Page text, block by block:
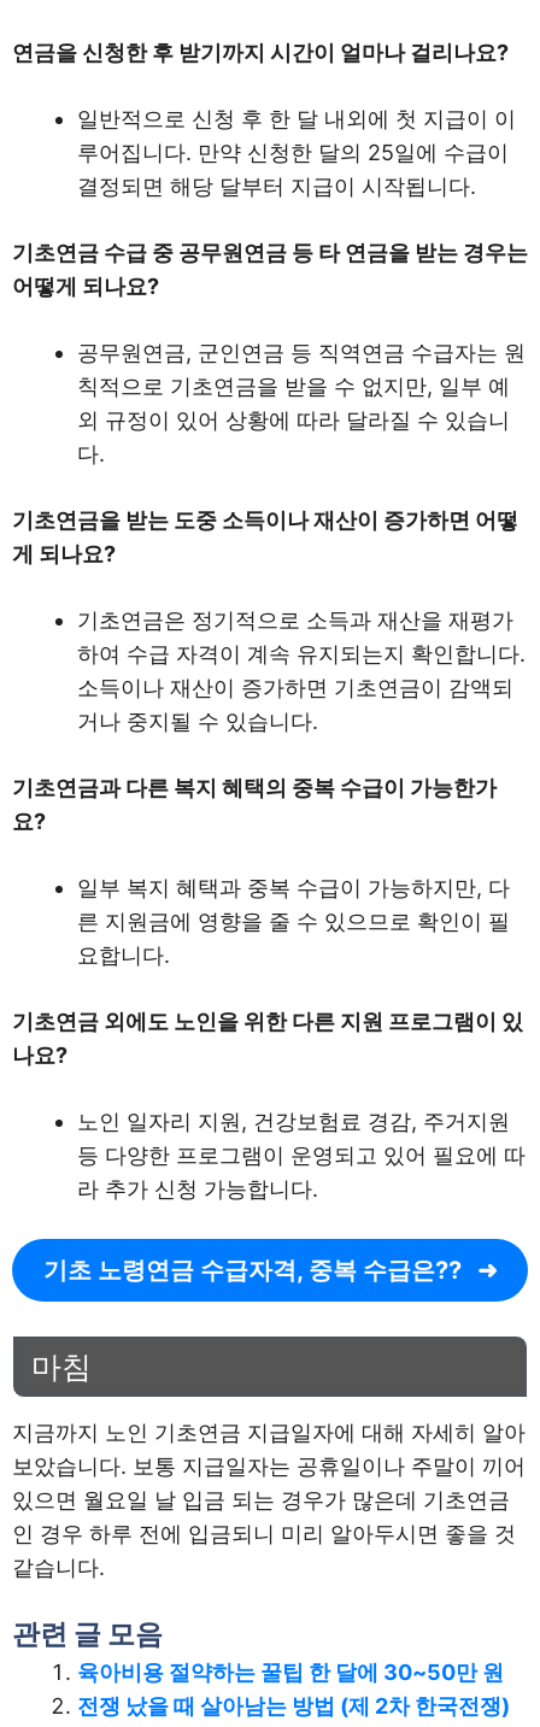
연금을 신청한 후 받기까지 시간이 얼마나 걸리나요?
일반적으로 신청 후 한 달 내외에 첫 지급이 이
루어집니다. 만약 신청한 달의 25일에 수급이
결정되면 해당 달부터 지급이 시작됩니다.
기초연금 수급 중 공무원연금 등 타 연금을 받는 경우는
어떻게 되나요?
공무원연금, 군인연금 등 직역연금 수급자는 원
칙적으로 기초연금을 받을 수 없지만, 일부 예
외 규정이 있어 상황에 따라 달라질 수 있습니
다.
기초연금을 받는 도중 소득이나 재산이 증가하면 어떻
게 되나요?
기초연금은 정기적으로 소득과 재산을 재평가
하여 수급 자격이 계속 유지되는지 확인합니다.
소득이나 재산이 증가하면 기초연금이 감액되
거나 중지될 수 있습니다.
기초연금과 다른 복지 혜택의 중복 수급이 가능한가
요?
일부 복지 혜택과 중복 수급이 가능하지만, 다
른 지원금에 영향을 줄 수 있으므로 확인이 필
요합니다.
기초연금 외에도 노인을 위한 다른 지원 프로그램이 있
나요?
노인 일자리 지원, 건강보험료 경감, 주거지원
등 다양한 프로그램이 운영되고 있어 필요에 따
라 추가 신청 가능합니다.
기초 노령연금 수급자격, 중복 수급은??
마침
지금까지 노인 기초연금 지급일자에 대해 자세히 알아
보았습니다. 보통 지급일자는 공휴일이나 주말이 끼어
있으면 월요일 날 입금 되는 경우가 많은데 기초연금
인 경우 하루 전에 입금되니 미리 알아두시면 좋을 것
같습니다.
관련 글 모음
육아비용 절약하는 꿀팁 한 달에 30~50만 원
전쟁 났을 때 살아남는 방법 (제 2차 한국전쟁)